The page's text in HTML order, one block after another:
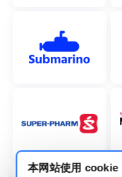
本网站使用 cookie